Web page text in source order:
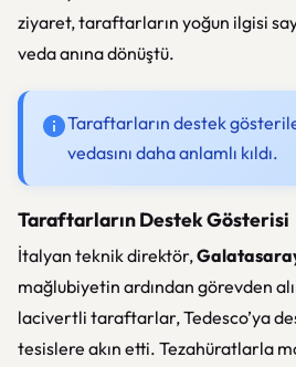
ziyaret, taraftarların yoğun ilgisi
veda anına dönüştü.
Taraftarların destek
vedasını daha anlamlı kıldı.
Taraftarların Destek Gösterisi
İtalyan teknik direktör,
mağlubiyetin ardından görevden
lacivertli taraftarlar, Tedesco’ya
tesislere akın etti. Tezahüratlarla